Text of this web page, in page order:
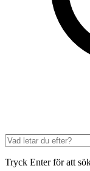
Tryck Enter för att